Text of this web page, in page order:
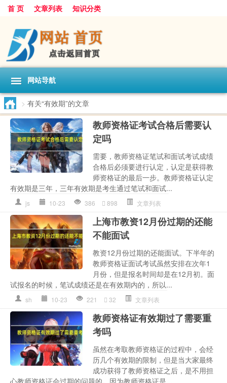
首 页 文章列表 知识分类
网站导航
> 有关“有效期”的文章
教师资格证考试合格后需要认
定吗
需要，教师资格证笔试和面试考试成绩
合格后必须要进行认定，认定是获得教
师资格证的最后一步。教师资格证认定
有效期是三年，三年有效期是考生通过笔试和面试...
js 10-23 386 898 文章列表
上海市教资12月份过期的还能
不能面试
教资12月份过期的还能面试。下半年的
教师资格证面试考试虽然安排在次年1
月份，但是报名时间却是在12月初。面
试报名的时候，笔试成绩还是在有效期内的，所以...
sh 10-23 221 32 文章列表
教师资格证有效期过了需要重
考吗
虽然在考取教师资格证的过程中，会经
历几个有效期的限制，但是当大家最终
成功获得了教师资格证之后，是不用担
心教师资格证会过期的问题的。因为教师资格证是...